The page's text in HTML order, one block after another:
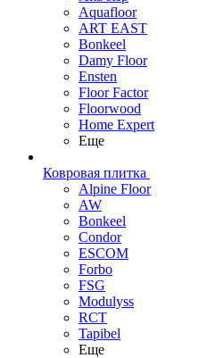
Aquafloor
ART EAST
Bonkeel
Damy Floor
Ensten
Floor Factor
Floorwood
Home Expert
Еще
Ковровая плитка
Alpine Floor
AW
Bonkeel
Condor
ESCOM
Forbo
FSG
Modulyss
RCT
Tapibel
Еще